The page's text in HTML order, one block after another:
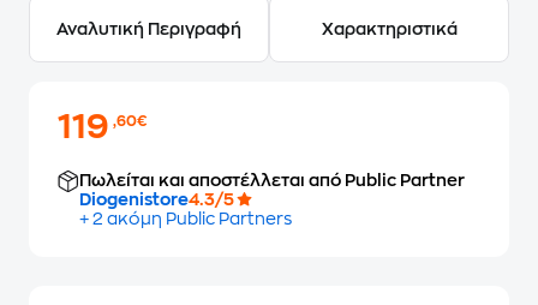
Αναλυτική Περιγραφή Χαρακτηριστικά
119,60€
Πωλείται και αποστέλλεται από Public Partner
Diogenistore4.3/5
+ 2 ακόμη Public Partners